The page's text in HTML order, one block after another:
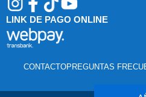
LINK DE PAGO ONLINE
CONTACTOPREGUNTAS